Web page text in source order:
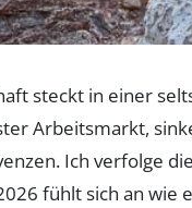
steckt in einer
Arbeitsmarkt,
Ich verfolge
fühlt sich an wie